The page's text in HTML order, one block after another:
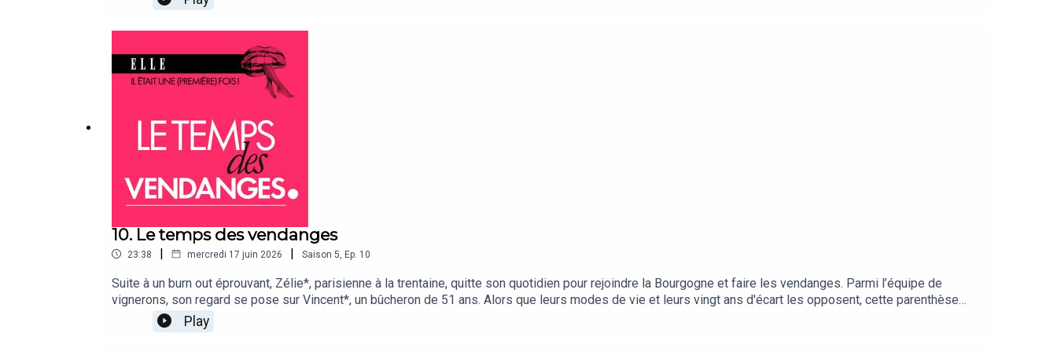
10. Le temps des vendanges
23:38 | mercredi 17 juin 2026 | Saison 5 Ep. 10
Suite à un burn out éprouvant, Zélie*, parisienne à la trentaine, quitte son quotidien pour rejoindre la Bourgogne et faire les vendanges. Parmi l’équipe de
vignerons, son regard se pose sur Vincent*, un bûcheron de 51 ans. Alors que leurs modes de vie et leurs vingt ans d'écart les opposent, cette parenthèse
loin de la capitale laisse rapidement place à une tendre complicité. Mais que reste-t-il d'un amour né d’une parenthèse hors du temps, une fois chacun
réinstallé dans son univers ?*les prénoms ont été modifiésIl était une (première) fois, un podcast d’histoires vraies qui explore la naissance des sentiments.
Play